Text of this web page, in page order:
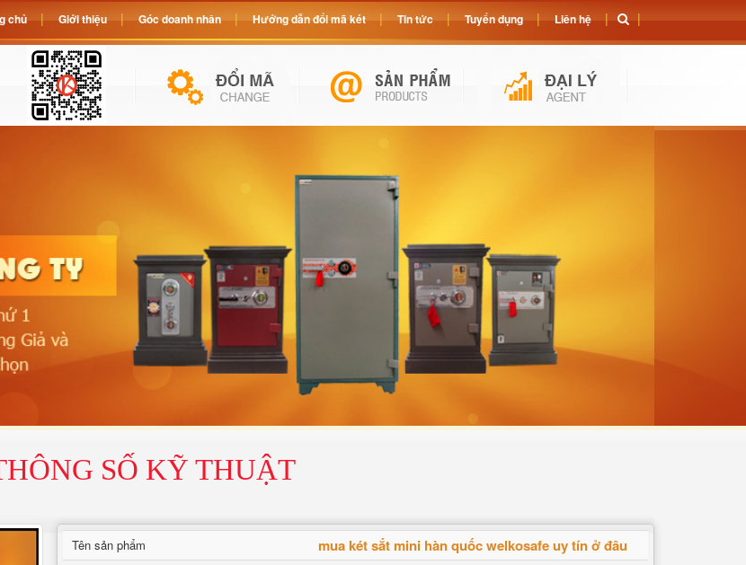
SỐ KỸ THUẬT
Tên sản phẩm mua két sắt mini hàn quốc welkosafe uy tín ở đâu
chủ Giới thiệu Góc doanh nhân Hướng dẫn đổi mã két Tin tức Tuyển dụng Liên hệ